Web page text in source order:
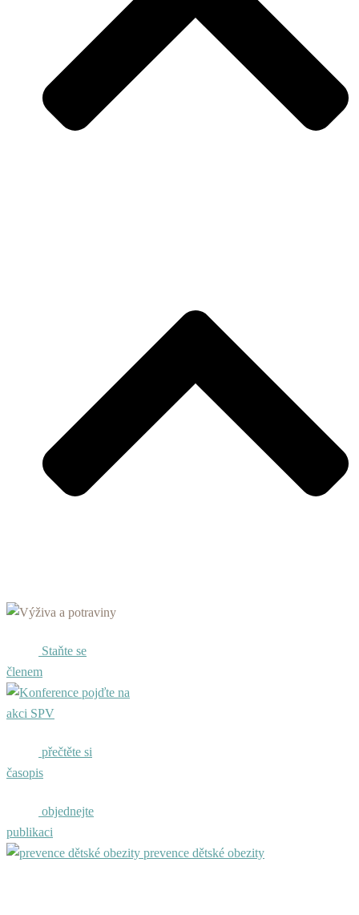
Staňte se
členem
pojďte na
akci SPV
přečtěte si
časopis
objednejte
publikaci
prevence dětské obezity